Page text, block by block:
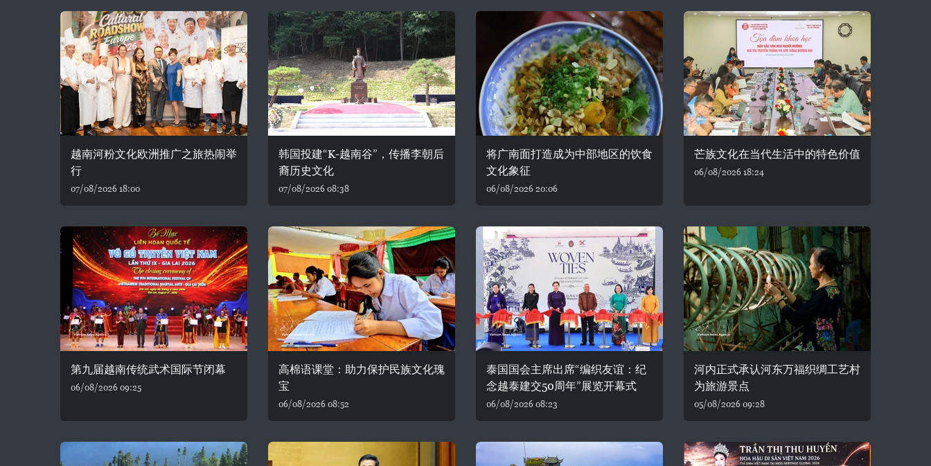
越南河粉文化欧洲推广之旅热闹举
行
07/08/2026 18:00
韩国投建“K-越南谷”，传播李朝后
裔历史文化
07/08/2026 08:38
将广南面打造成为中部地区的饮食
文化象征
06/08/2026 20:06
芒族文化在当代生活中的特色价值
06/08/2026 18:24
第九届越南传统武术国际节闭幕
06/08/2026 09:25
高棉语课堂：助力保护民族文化瑰
宝
06/08/2026 08:52
泰国国会主席出席“编织友谊：纪
念越泰建交50周年”展览开幕式
06/08/2026 08:23
河内正式承认河东万福织绸工艺村
为旅游景点
05/08/2026 09:28